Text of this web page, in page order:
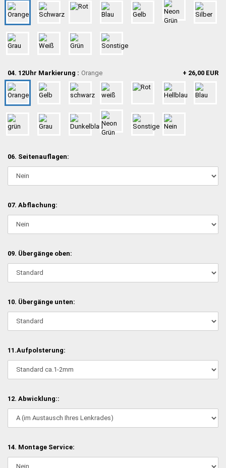
04. 12Uhr Markierung : Orange + 26,00 EUR
06. Seitenauflagen:
07. Abflachung:
09. Übergänge oben:
10. Übergänge unten:
11.Aufpolsterung:
12. Abwicklung::
14. Montage Service: